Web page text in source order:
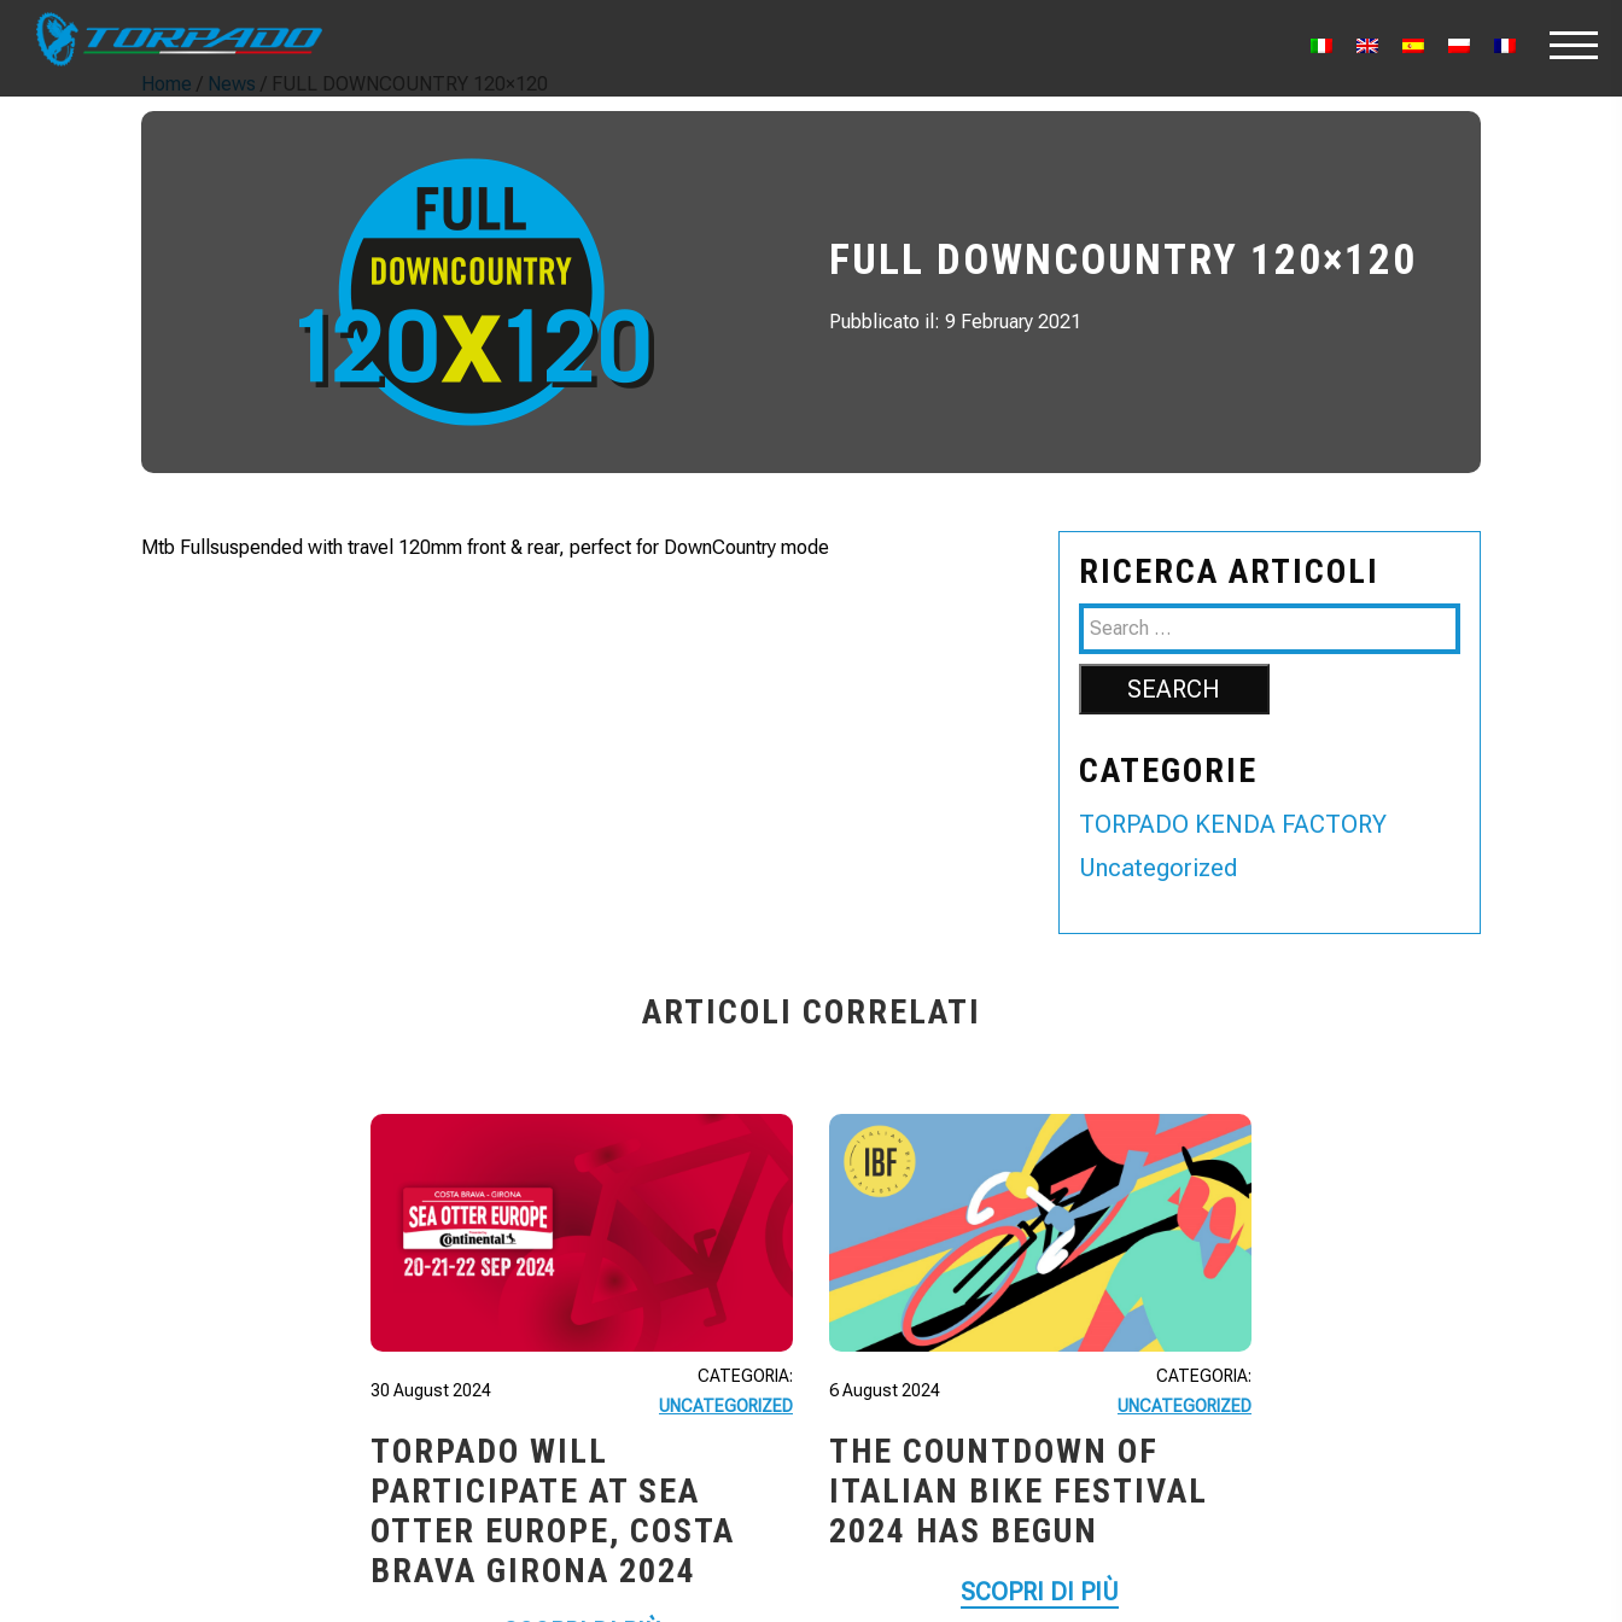
Home / News / FULL DOWNCOUNTRY 120×120
FULL DOWNCOUNTRY 120×120
Pubblicato il: 9 February 2021
Mtb Fullsuspended with travel 120mm front & rear, perfect for DownCountry mode
RICERCA ARTICOLI
CATEGORIE
TORPADO KENDA FACTORY
Uncategorized
ARTICOLI CORRELATI
30 August 2024
CATEGORIA:
UNCATEGORIZED
TORPADO WILL
PARTICIPATE AT SEA
OTTER EUROPE, COSTA
BRAVA GIRONA 2024
6 August 2024
CATEGORIA:
UNCATEGORIZED
THE COUNTDOWN OF
ITALIAN BIKE FESTIVAL
2024 HAS BEGUN
SCOPRI DI PIÙ